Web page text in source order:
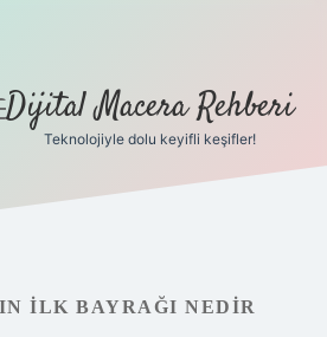
Dijital Macera Rehberi
Teknolojiyle dolu keyifli keşifler!
ILK BAYRAĞI NEDIR